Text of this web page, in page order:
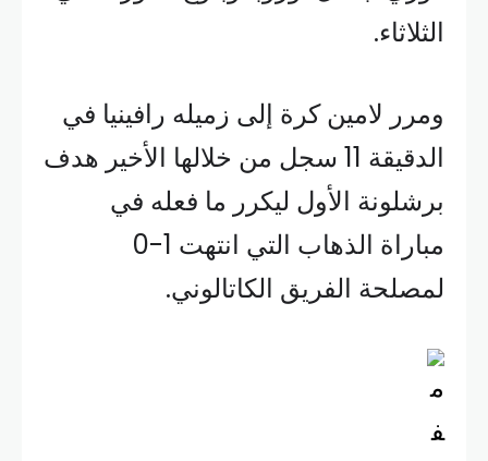
الثلاثاء.
ومرر لامين كرة إلى زميله رافينيا في
الدقيقة 11 سجل من خلالها الأخير هدف
برشلونة الأول ليكرر ما فعله في
مباراة الذهاب التي انتهت 1-0
لمصلحة الفريق الكاتالوني.